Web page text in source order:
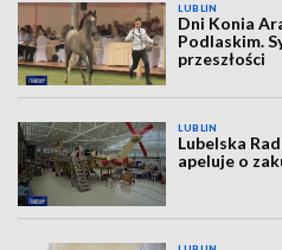
LUBLIN
Dni Konia
Podlaskim.
przeszłości
LUBLIN
Lubelska
apeluje o